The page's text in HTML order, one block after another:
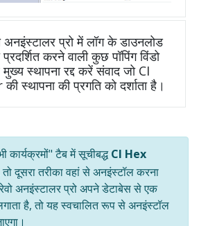
प्रो में लॉग के डाउनलोड
करने वाली कुछ पॉपिंग विंडो
स्थापना रद्द करें संवाद जो CI
स्थापना की प्रगति को दर्शाता है।
कार्यक्रमों" टैब में सूचीबद्धCI Hex
दूसरा तरीका वहां से अनइंस्टॉल करना
अनइंस्टालर प्रो अपने डेटाबेस से एक
है, तो यह स्वचालित रूप से अनइंस्टॉल